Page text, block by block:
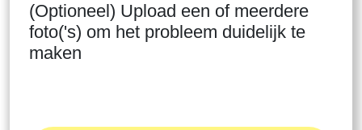
(Optioneel) Upload een of meerdere
foto('s) om het probleem duidelijk te
maken